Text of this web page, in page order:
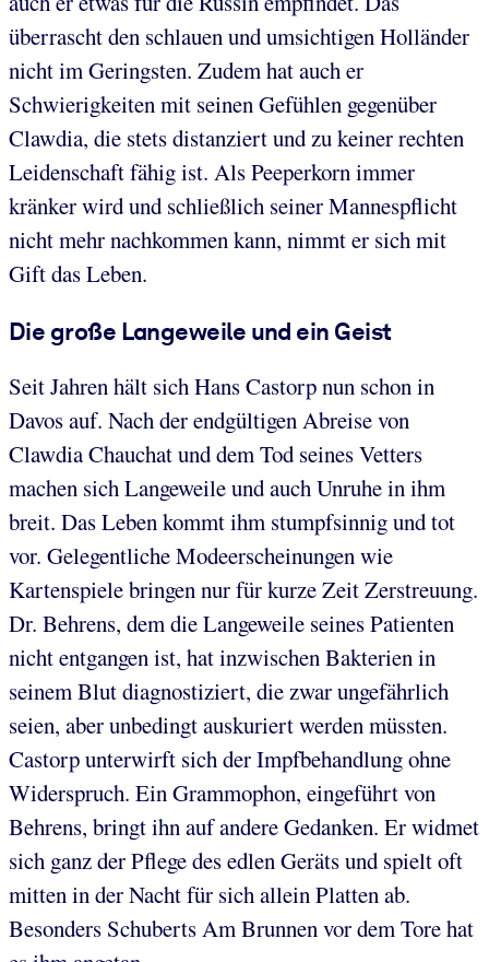
überrascht den schlauen und umsichtigen Holländer
nicht im Geringsten. Zudem hat auch er
Schwierigkeiten mit seinen Gefühlen gegenüber
Clawdia, die stets distanziert und zu keiner rechten
Leidenschaft fähig ist. Als Peeperkorn immer
kränker wird und schließlich seiner Mannespflicht
nicht mehr nachkommen kann, nimmt er sich mit
Gift das Leben.
Die große Langeweile und ein Geist
Seit Jahren hält sich Hans Castorp nun schon in
Davos auf. Nach der endgültigen Abreise von
Clawdia Chauchat und dem Tod seines Vetters
machen sich Langeweile und auch Unruhe in ihm
breit. Das Leben kommt ihm stumpfsinnig und tot
vor. Gelegentliche Modeerscheinungen wie
Kartenspiele bringen nur für kurze Zeit Zerstreuung.
Dr. Behrens, dem die Langeweile seines Patienten
nicht entgangen ist, hat inzwischen Bakterien in
seinem Blut diagnostiziert, die zwar ungefährlich
seien, aber unbedingt auskuriert werden müssten.
Castorp unterwirft sich der Impfbehandlung ohne
Widerspruch. Ein Grammophon, eingeführt von
Behrens, bringt ihn auf andere Gedanken. Er widmet
sich ganz der Pflege des edlen Geräts und spielt oft
mitten in der Nacht für sich allein Platten ab.
Besonders Schuberts Am Brunnen vor dem Tore hat